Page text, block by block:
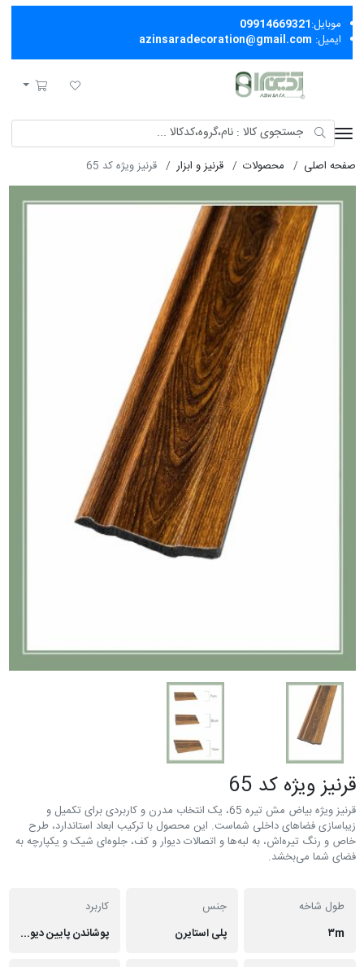
موبایل:09914669321
ایمیل: azinsaradecoration@gmail.com
لیست مورد علاقه
سبد خرید
صفحه اصلی محصولات قرنیز و ابزار قرنیز ویژه کد 65
قرنیز ویژه کد 65
قرنیز ویژه بیاض مش تیره 65، یک انتخاب مدرن و کاربردی برای تکمیل و
زیباسازی فضاهای داخلی شماست. این محصول با ترکیب ابعاد استاندارد، طرح
خاص و رنگ تیره‌اش، به لبه‌ها و اتصالات دیوار و کف، جلوه‌ای شیک و یکپارچه به
فضای شما می‌بخشد.
طول شاخه
۳m
جنس
پلی استایرن
کاربرد
پوشاندن پایین دیوار ها در ساختمان ، زیبایی بصری، مانع نفوذ رطوبت به دیوار میشود.